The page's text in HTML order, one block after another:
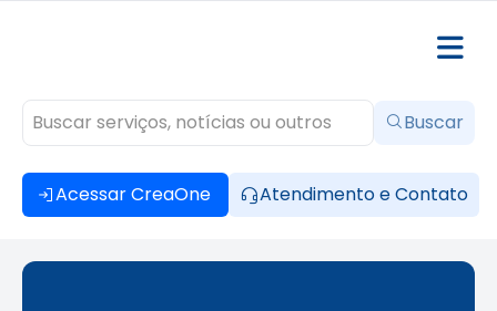
Acessar CreaOne Atendimento e Contato
Buscar